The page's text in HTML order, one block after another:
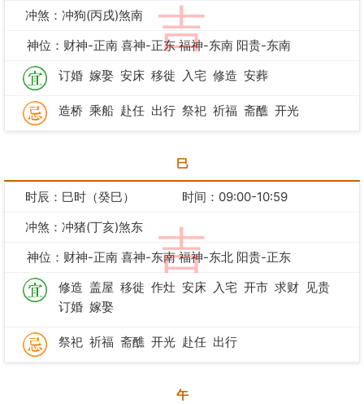
吉
冲煞：冲狗(丙戌)煞南
神位：财神-正南 喜神-正东 福神-东南 阳贵-东南
订婚 嫁娶 安床 移徙 入宅 修造 安葬
造桥 乘船 赴任 出行 祭祀 祈福 斋醮 开光
巳
吉
时辰：巳时（癸巳）
时间：09:00-10:59
冲煞：冲猪(丁亥)煞东
神位：财神-正南 喜神-东南 福神-东北 阳贵-正东
修造 盖屋 移徙 作灶 安床 入宅 开市 求财 见贵
订婚 嫁娶
祭祀 祈福 斋醮 开光 赴任 出行
午